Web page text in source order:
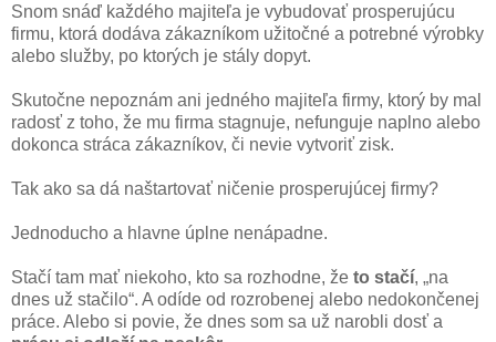
Snom snáď každého majiteľa je vybudovať prosperujúcu
firmu, ktorá dodáva zákazníkom užitočné a potrebné výrobky
alebo služby, po ktorých je stály dopyt.
Skutočne nepoznám ani jedného majiteľa firmy, ktorý by mal
radosť z toho, že mu firma stagnuje, nefunguje naplno alebo
dokonca stráca zákazníkov, či nevie vytvoriť zisk.
Tak ako sa dá naštartovať ničenie prosperujúcej firmy?
Jednoducho a hlavne úplne nenápadne.
Stačí tam mať niekoho, kto sa rozhodne, že to stačí, „na
dnes už stačilo“. A odíde od rozrobenej alebo nedokončenej
práce. Alebo si povie, že dnes som sa už narobli dosť a